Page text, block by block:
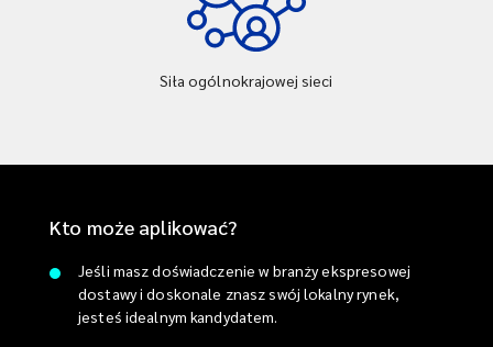
Siła ogólnokrajowej sieci
Kto może aplikować?
Jeśli masz doświadczenie w branży ekspresowej
dostawy i doskonale znasz swój lokalny rynek,
jesteś idealnym kandydatem.